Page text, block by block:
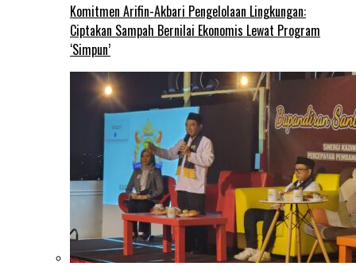
Komitmen Arifin-Akbari Pengelolaan Lingkungan:
Ciptakan Sampah Bernilai Ekonomis Lewat Program
‘Simpun’